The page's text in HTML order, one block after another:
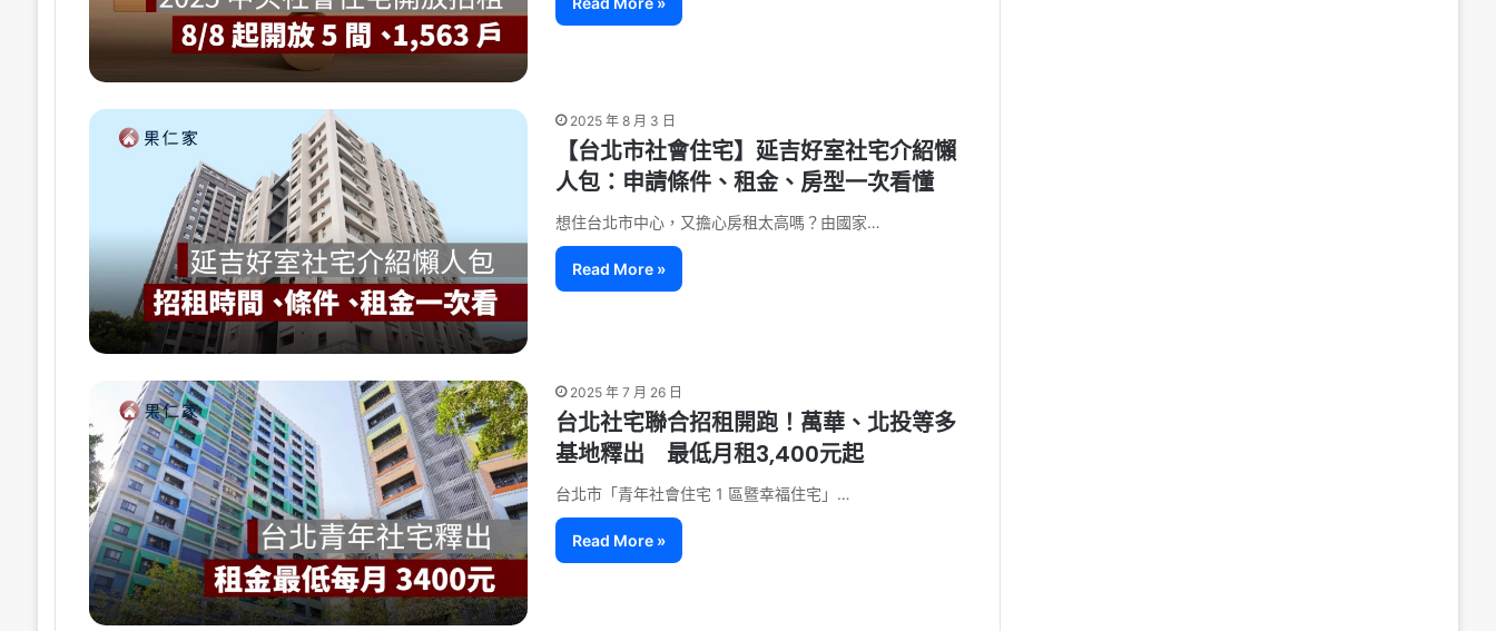
2025 年 8 月 3 日
【台北市社會住宅】延吉好室社宅介紹懶
人包：申請條件、租金、房型一次看懂
想住台北市中心，又擔心房租太高嗎？由國家…
Read More »
2025 年 7 月 26 日
台北社宅聯合招租開跑！萬華、北投等多
基地釋出 最低月租3,400元起
台北市「青年社會住宅 1 區暨幸福住宅」…
Read More »